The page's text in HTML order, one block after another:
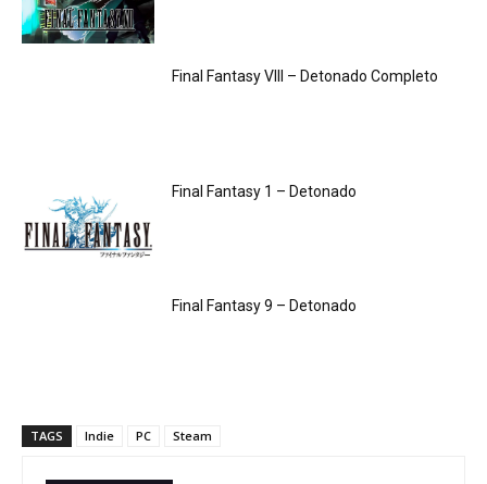
Final Fantasy VIII – Detonado Completo
Final Fantasy 1 – Detonado
Final Fantasy 9 – Detonado
TAGS Indie PC Steam